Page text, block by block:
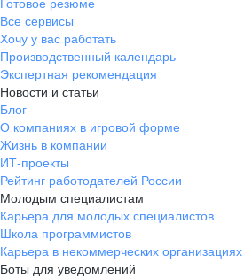
Все сервисы
Хочу у вас работать
Производственный календарь
Экспертная рекомендация
Новости и статьи
Блог
О компаниях в игровой форме
Жизнь в компании
ИТ-проекты
Рейтинг работодателей России
Молодым специалистам
Карьера для молодых специалистов
Школа программистов
Карьера в некоммерческих организациях
Боты для уведомлений